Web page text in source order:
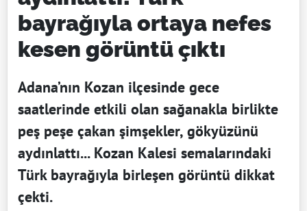
bayrağıyla ortaya nefes
kesen görüntü çıktı
Adana’nın Kozan ilçesinde gece
saatlerinde etkili olan sağanakla birlikte
peş peşe çakan şimşekler, gökyüzünü
aydınlattı... Kozan Kalesi semalarındaki
Türk bayrağıyla birleşen görüntü dikkat
çekti.